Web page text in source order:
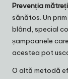
Prevenția
sănătos. Un
blând, special
șampoanele
acestea pot
O altă metodă